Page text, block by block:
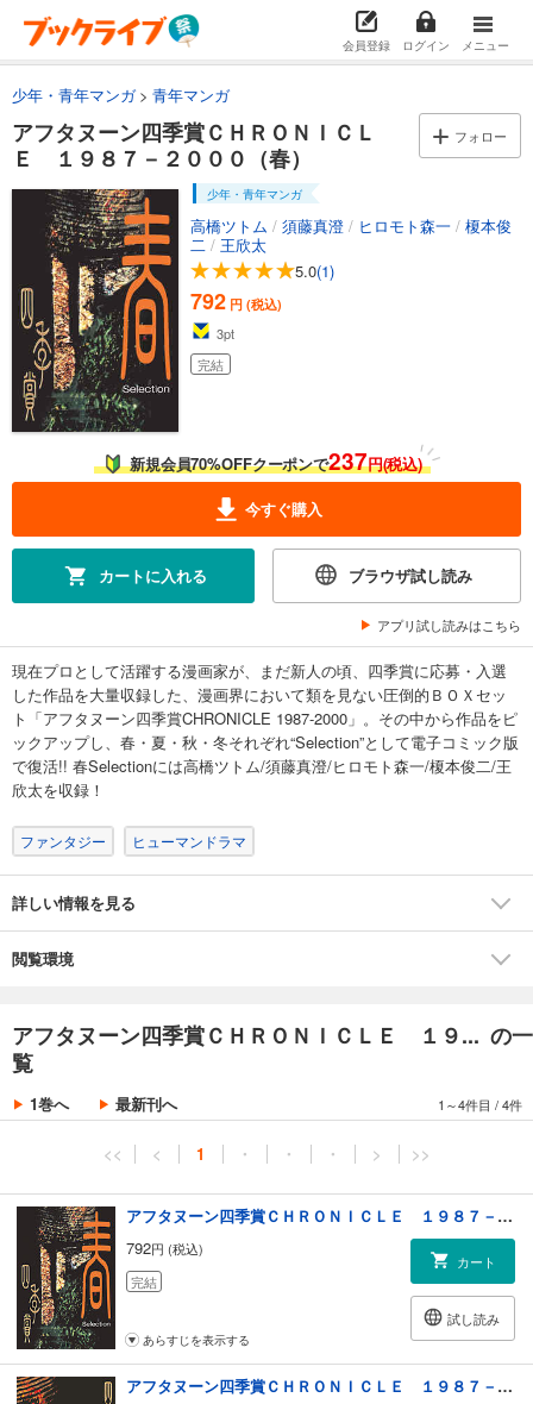
会員登録 ログイン メニュー
少年・青年マンガ 青年マンガ
アフタヌーン四季賞ＣＨＲＯＮＩＣＬ
Ｅ １９８７－２０００（春）
フォロー
少年・青年マンガ
高橋ツトム / 須藤真澄 / ヒロモト森一 / 榎本俊
二 / 王欣太
5.0(1)
792 円 (税込)
3pt
完結
新規会員70%OFFクーポンで237円(税込)
今すぐ購入
カートに入れる ブラウザ試し読み
アプリ試し読みはこちら
現在プロとして活躍する漫画家が、まだ新人の頃、四季賞に応募・入選
した作品を大量収録した、漫画界において類を見ない圧倒的ＢＯＸセッ
ト「アフタヌーン四季賞CHRONICLE 1987-2000」。その中から作品をピ
ックアップし、春・夏・秋・冬それぞれ“Selection”として電子コミック版
で復活!! 春Selectionには高橋ツトム/須藤真澄/ヒロモト森一/榎本俊二/王
欣太を収録！
ファンタジー ヒューマンドラマ
詳しい情報を見る
閲覧環境
アフタヌーン四季賞ＣＨＲＯＮＩＣＬＥ １９... の一
覧
1巻へ 最新刊へ 1～4件目 /4件
<< < 1 ・ ・ ・ > >>
アフタヌーン四季賞ＣＨＲＯＮＩＣＬＥ １９８７－２０００（春）
792円 (税込)
完結
カート
試し読み
あらすじを表示する
アフタヌーン四季賞ＣＨＲＯＮＩＣＬＥ １９８７－２０００（夏）